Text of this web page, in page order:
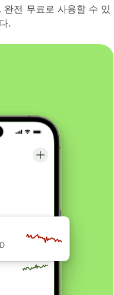
전 무료로 사용할 수 있
.